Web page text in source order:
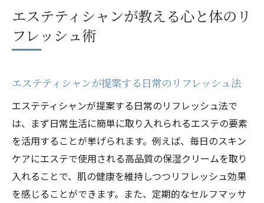
エステティシャンが教える心と体のリ
フレッシュ術
エステティシャンが提案する日常のリフレッシュ法
エステティシャンが提案する日常のリフレッシュ法で
は、まず日常生活に簡単に取り入れられるエステの要素
を活用することが挙げられます。例えば、毎日のスキン
ケアにエステで使用される高品質の保湿クリームを取り
入れることで、肌の健康を維持しつつリフレッシュ効果
を感じることができます。また、定期的なセルフマッサ